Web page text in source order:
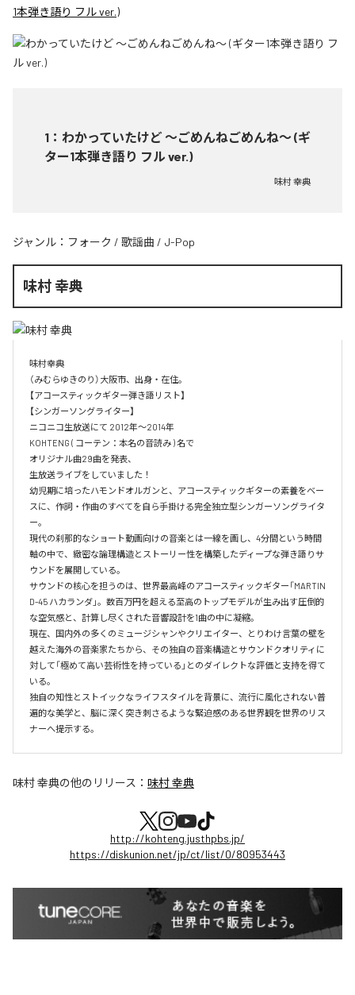
1本弾き語り フル ver.)
1 ： わかっていたけど ～ごめんねごめんね～ (ギ
ター1本弾き語り フル ver.)
味村 幸典
ジャンル： フォーク / 歌謡曲 / J-Pop
味村 幸典
味村幸典
（みむらゆきのり）大阪市、出身・在住。
【アコースティックギター弾き語リスト】
【シンガーソングライター】
ニコニコ生放送にて 2012年～2014年
KOHTENG ( コーテン：本名の音読み ) 名で
オリジナル曲29曲を発表、
生放送ライブをしていました！
幼児期に培ったハモンドオルガンと、アコースティックギターの素養をベー
スに、作詞・作曲のすべてを自ら手掛ける完全独立型シンガーソングライタ
ー。
現代の刹那的なショート動画向けの音楽とは一線を画し、4分間という時間
軸の中で、緻密な論理構造とストーリー性を構築したディープな弾き語りサ
ウンドを展開している。
サウンドの核心を担うのは、世界最高峰のアコースティックギター「MARTIN
D-45 ハカランダ」。数百万円を超える至高のトップモデルが生み出す圧倒的
な空気感と、計算し尽くされた音響設計を1曲の中に凝縮。
現在、国内外の多くのミュージシャンやクリエイター、とりわけ言葉の壁を
越えた海外の音楽家たちから、その独自の音楽構造とサウンドクオリティに
対して「極めて高い芸術性を持っている」とのダイレクトな評価と支持を得て
いる。
独自の知性とストイックなライフスタイルを背景に、流行に風化されない普
遍的な美学と、脳に深く突き刺さるような緊迫感のある世界観を世界のリス
ナーへ提示する。
味村 幸典の他のリリース： 味村 幸典
http://kohteng.justhpbs.jp/
https://diskunion.net/jp/ct/list/0/80953443